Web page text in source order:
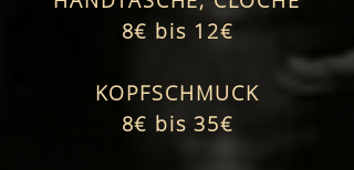
8€ bis 12€
KOPFSCHMUCK
8€ bis 35€